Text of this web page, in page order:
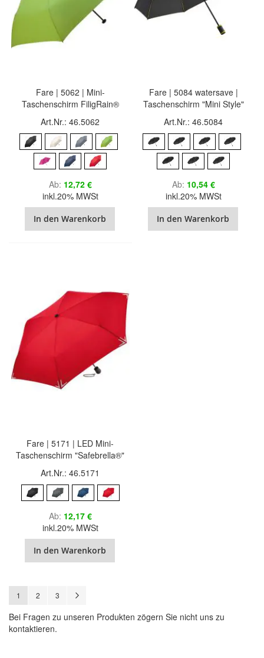
Fare | 5062 | Mini-
Taschenschirm FiligRain®
Art.Nr.: 46.5062
Ab 12,72 €
inkl.20% MWSt
In den Warenkorb
Fare | 5084 watersave |
Taschenschirm "Mini Style"
Art.Nr.: 46.5084
Ab 10,54 €
inkl.20% MWSt
In den Warenkorb
Fare | 5171 | LED Mini-
Taschenschirm "Safebrella®"
Art.Nr.: 46.5171
Ab 12,17 €
inkl.20% MWSt
In den Warenkorb
SeiteSie lesen gerade Seite
1 Seite
2 Seite
3
Bei Fragen zu unseren Produkten zögern Sie nicht uns zu
kontaktieren.